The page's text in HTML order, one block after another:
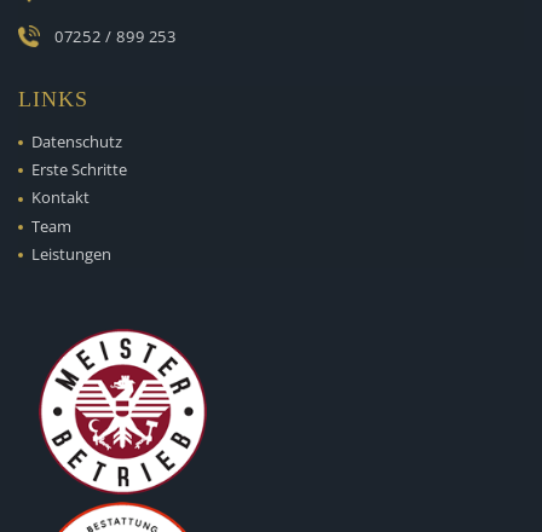
07252 / 899 253
LINKS
Datenschutz
Erste Schritte
Kontakt
Team
Leistungen